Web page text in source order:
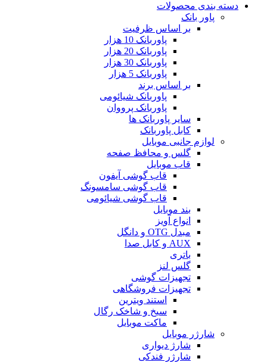
دسته بندی محصولات
پاور بانک
بر اساس ظرفیت
پاوربانک 10 هزار
پاوربانک 20 هزار
پاوربانک 30 هزار
پاوربانک 5 هزار
بر اساس برند
پاوربانک شیائومی
پاوربانک پرووان
سایر پاوربانک ها
کابل پاوربانک
لوازم جانبی موبایل
گلس و محافظ صفحه
قاب موبایل
قاب گوشی آیفون
قاب گوشی سامسونگ
قاب گوشی شیائومی
بند موبایل
انواع آویز
مبدل OTG و دانگل
AUX و کابل صدا
باتری
گلس لنز
تجهیزات گوشی
تجهیزات فروشگاهی
استند ویترین
سیخ و شاخک رگال
ماکت موبایل
شارژر موبایل
شارژ دیواری
شارژر فندکی